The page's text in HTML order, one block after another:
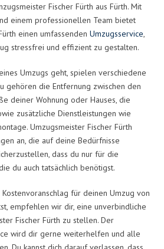
Fischer Fürth aus Fürth. Mit
einem professionellen Team bietet
einen umfassenden Umzugsservice,
stressfrei und effizient zu gestalten.
Umzugs geht, spielen verschiedene
gehören die Entfernung zwischen den
deiner Wohnung oder Hauses, die
zusätzliche Dienstleistungen wie
Umzugsmeister Fischer Fürth
an, die auf deine Bedürfnisse
dass du nur für die
du auch tatsächlich benötigst.
für deinen Umzug von
empfehlen wir dir, eine unverbindliche
Fischer Fürth zu stellen. Der
wird dir gerne weiterhelfen und alle